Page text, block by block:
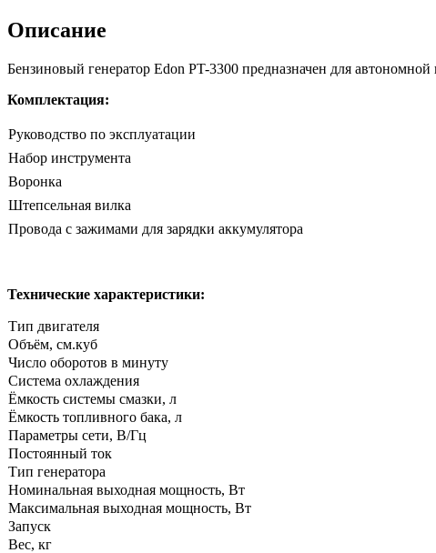
Описание
Бензиновый генератор Edon PT-3300 предназначен для
Комплектация:
Руководство по эксплуатации
Набор инструмента
Воронка
Штепсельная вилка
Провода с зажимами для зарядки аккумулятора
Технические характеристики:
Тип двигателя
Объём, см.куб
Число оборотов в минуту
Система охлаждения
Ёмкость системы смазки, л
Ёмкость топливного бака, л
Параметры сети, В/Гц
Постоянный ток
Тип генератора
Номинальная выходная мощность, Вт
Максимальная выходная мощность, Вт
Запуск
Вес, кг